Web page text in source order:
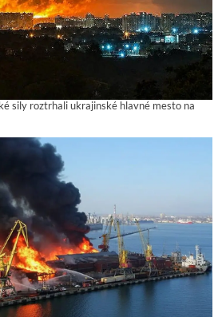
sily roztrhali ukrajinské hlavné mesto na